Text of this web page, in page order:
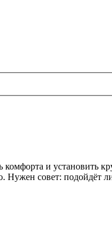
и установить
совет: подойдёт